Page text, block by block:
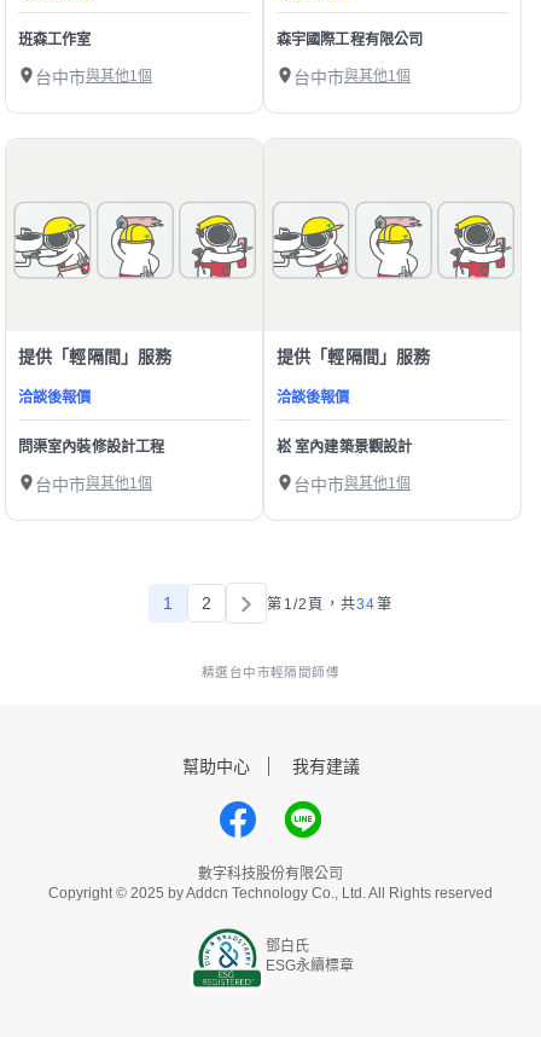
班森工作室
台中市與其他1個
森宇國際工程有限公司
台中市與其他1個
提供「輕隔間」服務
洽談後報價
問渠室內裝修設計工程
台中市與其他1個
提供「輕隔間」服務
洽談後報價
崧 室內建築景觀設計
台中市與其他1個
1 2 第1/2頁， 共34筆
精選台中市輕隔間師傅
幫助中心 我有建議
數字科技股份有限公司
Copyright © 2025 by Addcn Technology Co., Ltd. All Rights reserved
鄧白氏
ESG永續標章